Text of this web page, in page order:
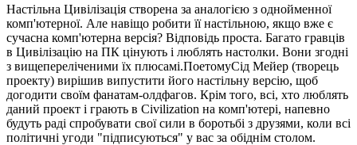
Настільна Цивілізація створена за аналогією з однойменної
комп'ютерної. Але навіщо робити її настільною, якщо вже є
сучасна комп'ютерна версія? Відповідь проста. Багато гравців
в Цивілізацію на ПК цінують і люблять настолки. Вони згодні
з вищепереліченими їх плюсамі.ПоетомуСід Мейер (творець
проекту) вирішив випустити його настільну версію, щоб
догодити своїм фанатам-олдфагов. Крім того, всі, хто люблять
даний проект і грають в Civilization на комп'ютері, напевно
будуть раді спробувати свої сили в боротьбі з друзями, коли всі
політичні угоди "підписуються" у вас за обіднім столом.